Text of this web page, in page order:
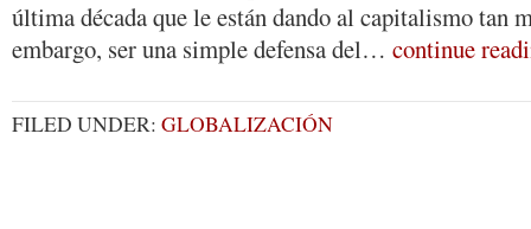
última década que le están dando al capitalismo tan
embargo, ser una simple defensa del… continue
FILED UNDER: GLOBALIZACIÓN